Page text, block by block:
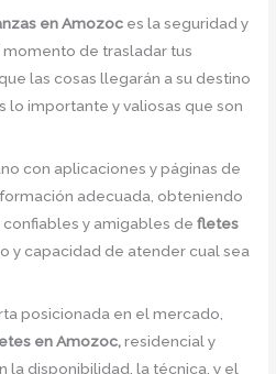
en Amozoc es la seguridad y
de trasladar tus
las cosas llegarán a su destino
lo importante y valiosas que son
con aplicaciones y páginas de
adecuada, obteniendo
y amigables defletes
y capacidad de atender cual sea
posicionada en el mercado,
en Amozoc,residencial y
la disponibilidad, la técnica, y el